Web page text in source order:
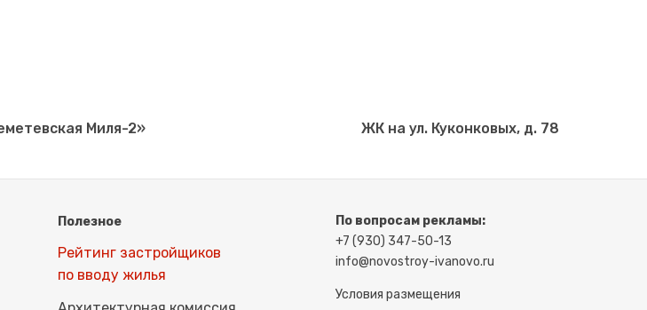
Миля-2» ЖК на ул. Куконковых, д. 78
Полезное
Рейтинг застройщиков
по вводу жилья
По вопросам рекламы:
+7 (930) 347-50-13
info@novostroy-ivanovo.ru
Условия размещения